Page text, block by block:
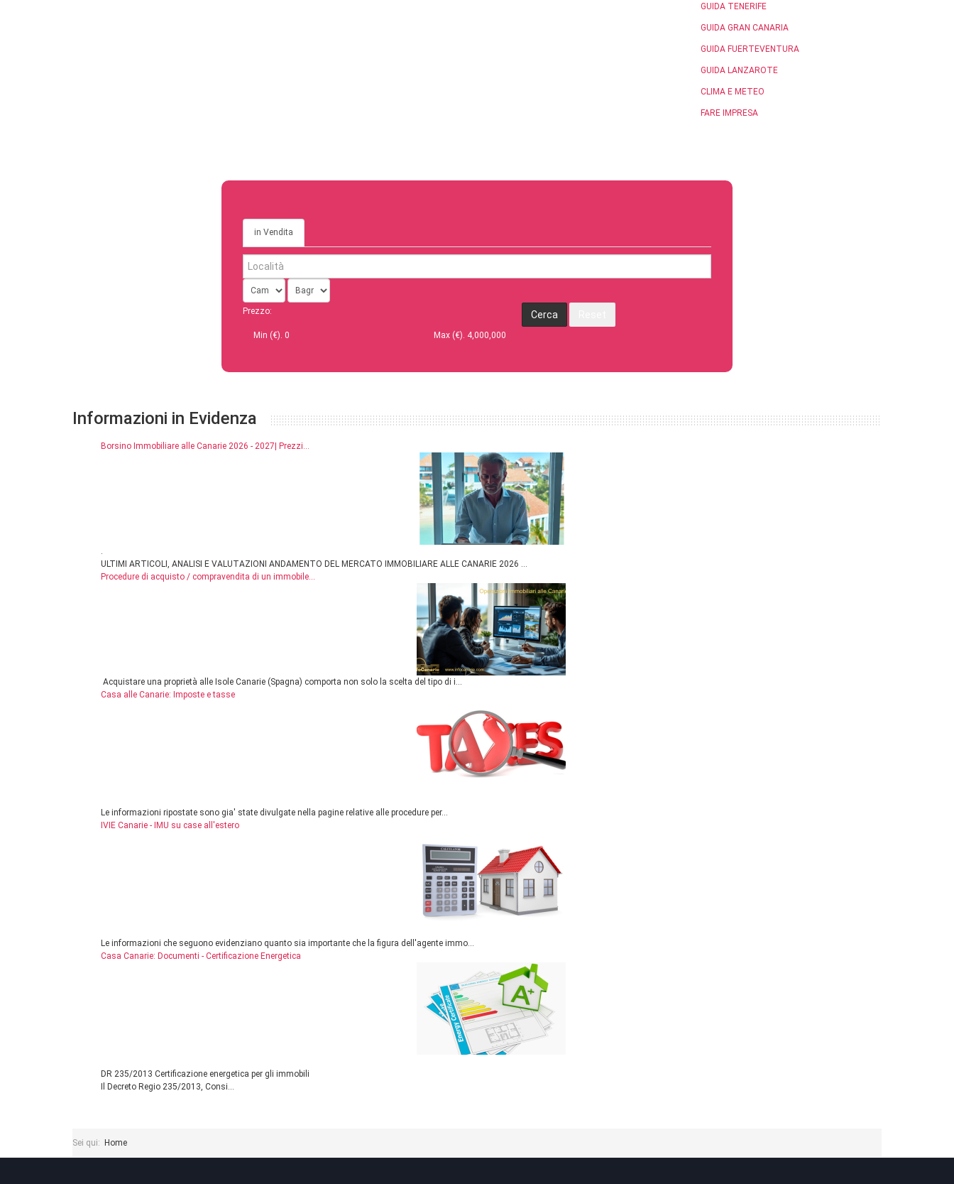
GUIDA TENERIFE
GUIDA GRAN CANARIA
GUIDA FUERTEVENTURA
GUIDA LANZAROTE
CLIMA E METEO
FARE IMPRESA
in Vendita
Prezzo:
Min (€). 0 Max (€). 4,000,000
Informazioni in Evidenza
Borsino Immobiliare alle Canarie 2026 - 2027| Prezzi...
.
ULTIMI ARTICOLI, ANALISI E VALUTAZIONI ANDAMENTO DEL MERCATO IMMOBILIARE ALLE CANARIE 2026 ...
Procedure di acquisto / compravendita di un immobile...
Acquistare una proprietà alle Isole Canarie (Spagna) comporta non solo la scelta del tipo di i...
Casa alle Canarie: Imposte e tasse
Le informazioni ripostate sono gia' state divulgate nella pagine relative alle procedure per...
IVIE Canarie - IMU su case all'estero
Le informazioni che seguono evidenziano quanto sia importante che la figura dell'agente immo...
Casa Canarie: Documenti - Certificazione Energetica
DR 235/2013 Certificazione energetica per gli immobili
Il Decreto Regio 235/2013, Consi...
Sei qui: Home